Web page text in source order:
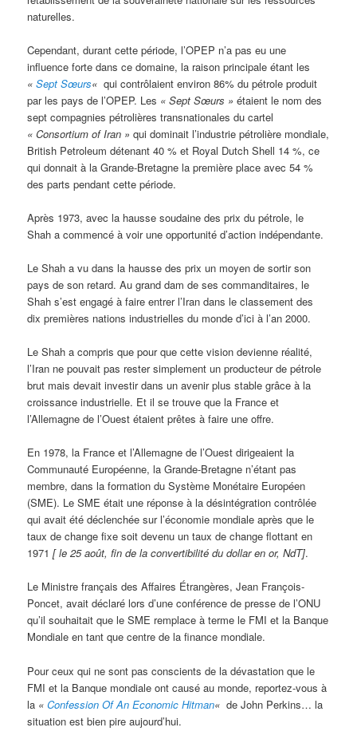
naturelles.
Cependant, durant cette période, l’OPEP n’a pas eu une
influence forte dans ce domaine, la raison principale étant les
«Sept Sœurs« qui contrôlaient environ 86% du pétrole produit
par les pays de l’OPEP. Les « Sept Sœurs » étaient le nom des
sept compagnies pétrolières transnationales du cartel
« Consortium of Iran » qui dominait l’industrie pétrolière mondiale,
British Petroleum détenant 40 % et Royal Dutch Shell 14 %, ce
qui donnait à la Grande-Bretagne la première place avec 54 %
des parts pendant cette période.
Après 1973, avec la hausse soudaine des prix du pétrole, le
Shah a commencé à voir une opportunité d’action indépendante.
Le Shah a vu dans la hausse des prix un moyen de sortir son
pays de son retard. Au grand dam de ses commanditaires, le
Shah s’est engagé à faire entrer l’Iran dans le classement des
dix premières nations industrielles du monde d’ici à l’an 2000.
Le Shah a compris que pour que cette vision devienne réalité,
l’Iran ne pouvait pas rester simplement un producteur de pétrole
brut mais devait investir dans un avenir plus stable grâce à la
croissance industrielle. Et il se trouve que la France et
l’Allemagne de l’Ouest étaient prêtes à faire une offre.
En 1978, la France et l’Allemagne de l’Ouest dirigeaient la
Communauté Européenne, la Grande-Bretagne n’étant pas
membre, dans la formation du Système Monétaire Européen
(SME). Le SME était une réponse à la désintégration contrôlée
qui avait été déclenchée sur l’économie mondiale après que le
taux de change fixe soit devenu un taux de change flottant en
1971[ le 25 août, fin de la convertibilité du dollar en or, NdT].
Le Ministre français des Affaires Étrangères, Jean François-
Poncet, avait déclaré lors d’une conférence de presse de l’ONU
qu’il souhaitait que le SME remplace à terme le FMI et la Banque
Mondiale en tant que centre de la finance mondiale.
Pour ceux qui ne sont pas conscients de la dévastation que le
FMI et la Banque mondiale ont causé au monde, reportez-vous à
la «Confession Of An Economic Hitman« de John Perkins… la
situation est bien pire aujourd’hui.